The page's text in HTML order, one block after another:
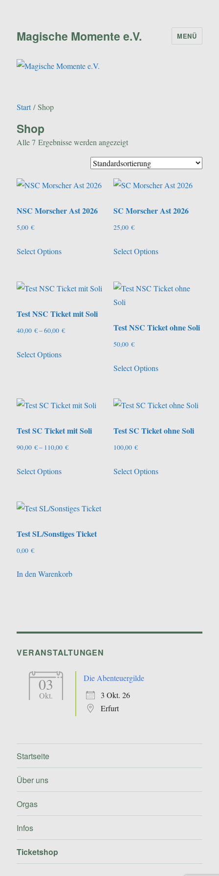
Magische Momente e.V. MENÜ
Start/ Shop
Shop
Alle 7 Ergebnisse werden angezeigt
NSC Morscher Ast 2026
5,00€
Select Options
SC Morscher Ast 2026
25,00 €
Select Options
Test NSC Ticket mit Soli
40,00€–60,00€Preisspanne:
Select Options
Produkt
Varianten
Die
gewählt
Test NSC Ticket ohne Soli
50,00 €
Select Options
Test SC Ticket mit Soli
90,00€– 110,00€Preisspanne:
Select Options
Produkt
mehrere
auf.
können
Test SC Ticket ohne Soli
100,00 €
Select Options
Test SL/Sonstiges Ticket
0,00€
In den Warenkorb
VERANSTALTUNGEN
03
Okt.
Die Abenteuergilde
3 Okt. 26
Erfurt
Startseite
Über uns
Orgas
Infos
Ticketshop